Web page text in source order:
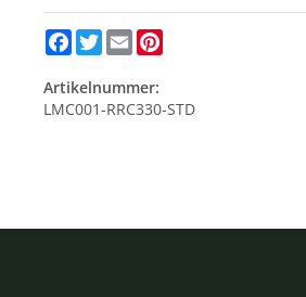
Facebook
Twitter
Email
Artikelnummer:
LMC001-RRC330-STD